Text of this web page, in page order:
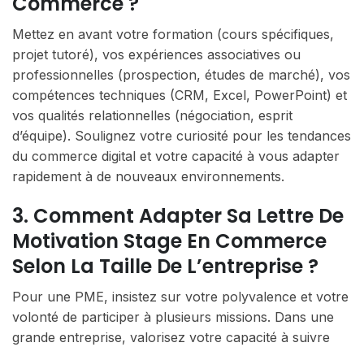
Mettez en avant votre formation (cours spécifiques,
projet tutoré), vos expériences associatives ou
professionnelles (prospection, études de marché), vos
compétences techniques (CRM, Excel, PowerPoint) et
vos qualités relationnelles (négociation, esprit
d’équipe). Soulignez votre curiosité pour les tendances
du commerce digital et votre capacité à vous adapter
rapidement à de nouveaux environnements.
3. Comment Adapter Sa Lettre De
Motivation Stage En Commerce
Selon La Taille De L’entreprise ?
Pour une PME, insistez sur votre polyvalence et votre
volonté de participer à plusieurs missions. Dans une
grande entreprise, valorisez votre capacité à suivre